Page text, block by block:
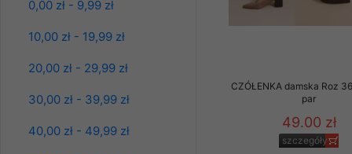
0,00 zł - 9,99 zł
10,00 zł - 19,99 zł
20,00 zł - 29,99 zł
30,00 zł - 39,99 zł
40,00 zł - 49,99 zł
CZÓŁENKA damska Roz
par
49.00 zł
szczegóły
Klientów
ochronie danych
serwerach
Każdy Klient, który
ich weryfikacji,
Sklep nie